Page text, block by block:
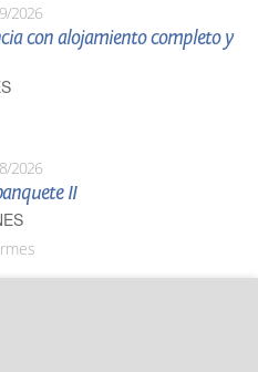
2026
con alojamiento completo y
2026
II